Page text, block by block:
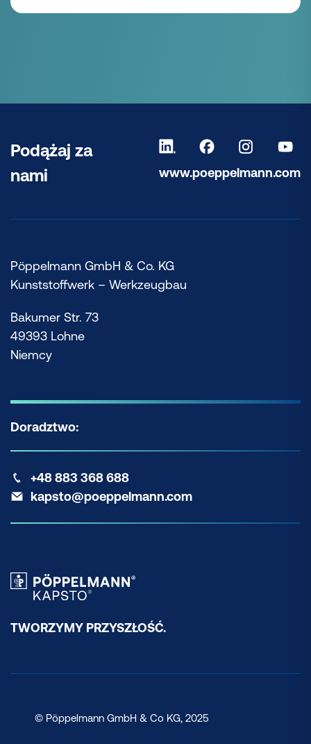
Podążaj za
nami
www.poeppelmann.com
Pöppelmann GmbH & Co. KG
Kunststoffwerk – Werkzeugbau
Bakumer Str. 73
49393 Lohne
Niemcy
Doradztwo:
+48 883 368 688
kapsto@poeppelmann.com
TWORZYMY PRZYSZŁOŚĆ.
© Pöppelmann GmbH & Co KG, 2025